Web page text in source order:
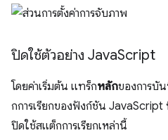
ปิดใช้ตัวอย่าง JavaScript
โดยค่าเริ่มต้น แทร็กหลักของการบั
กการเรียกของฟังก์ชัน JavaScript
ปิดใช้สแต็กการเรียกเหล่านี้